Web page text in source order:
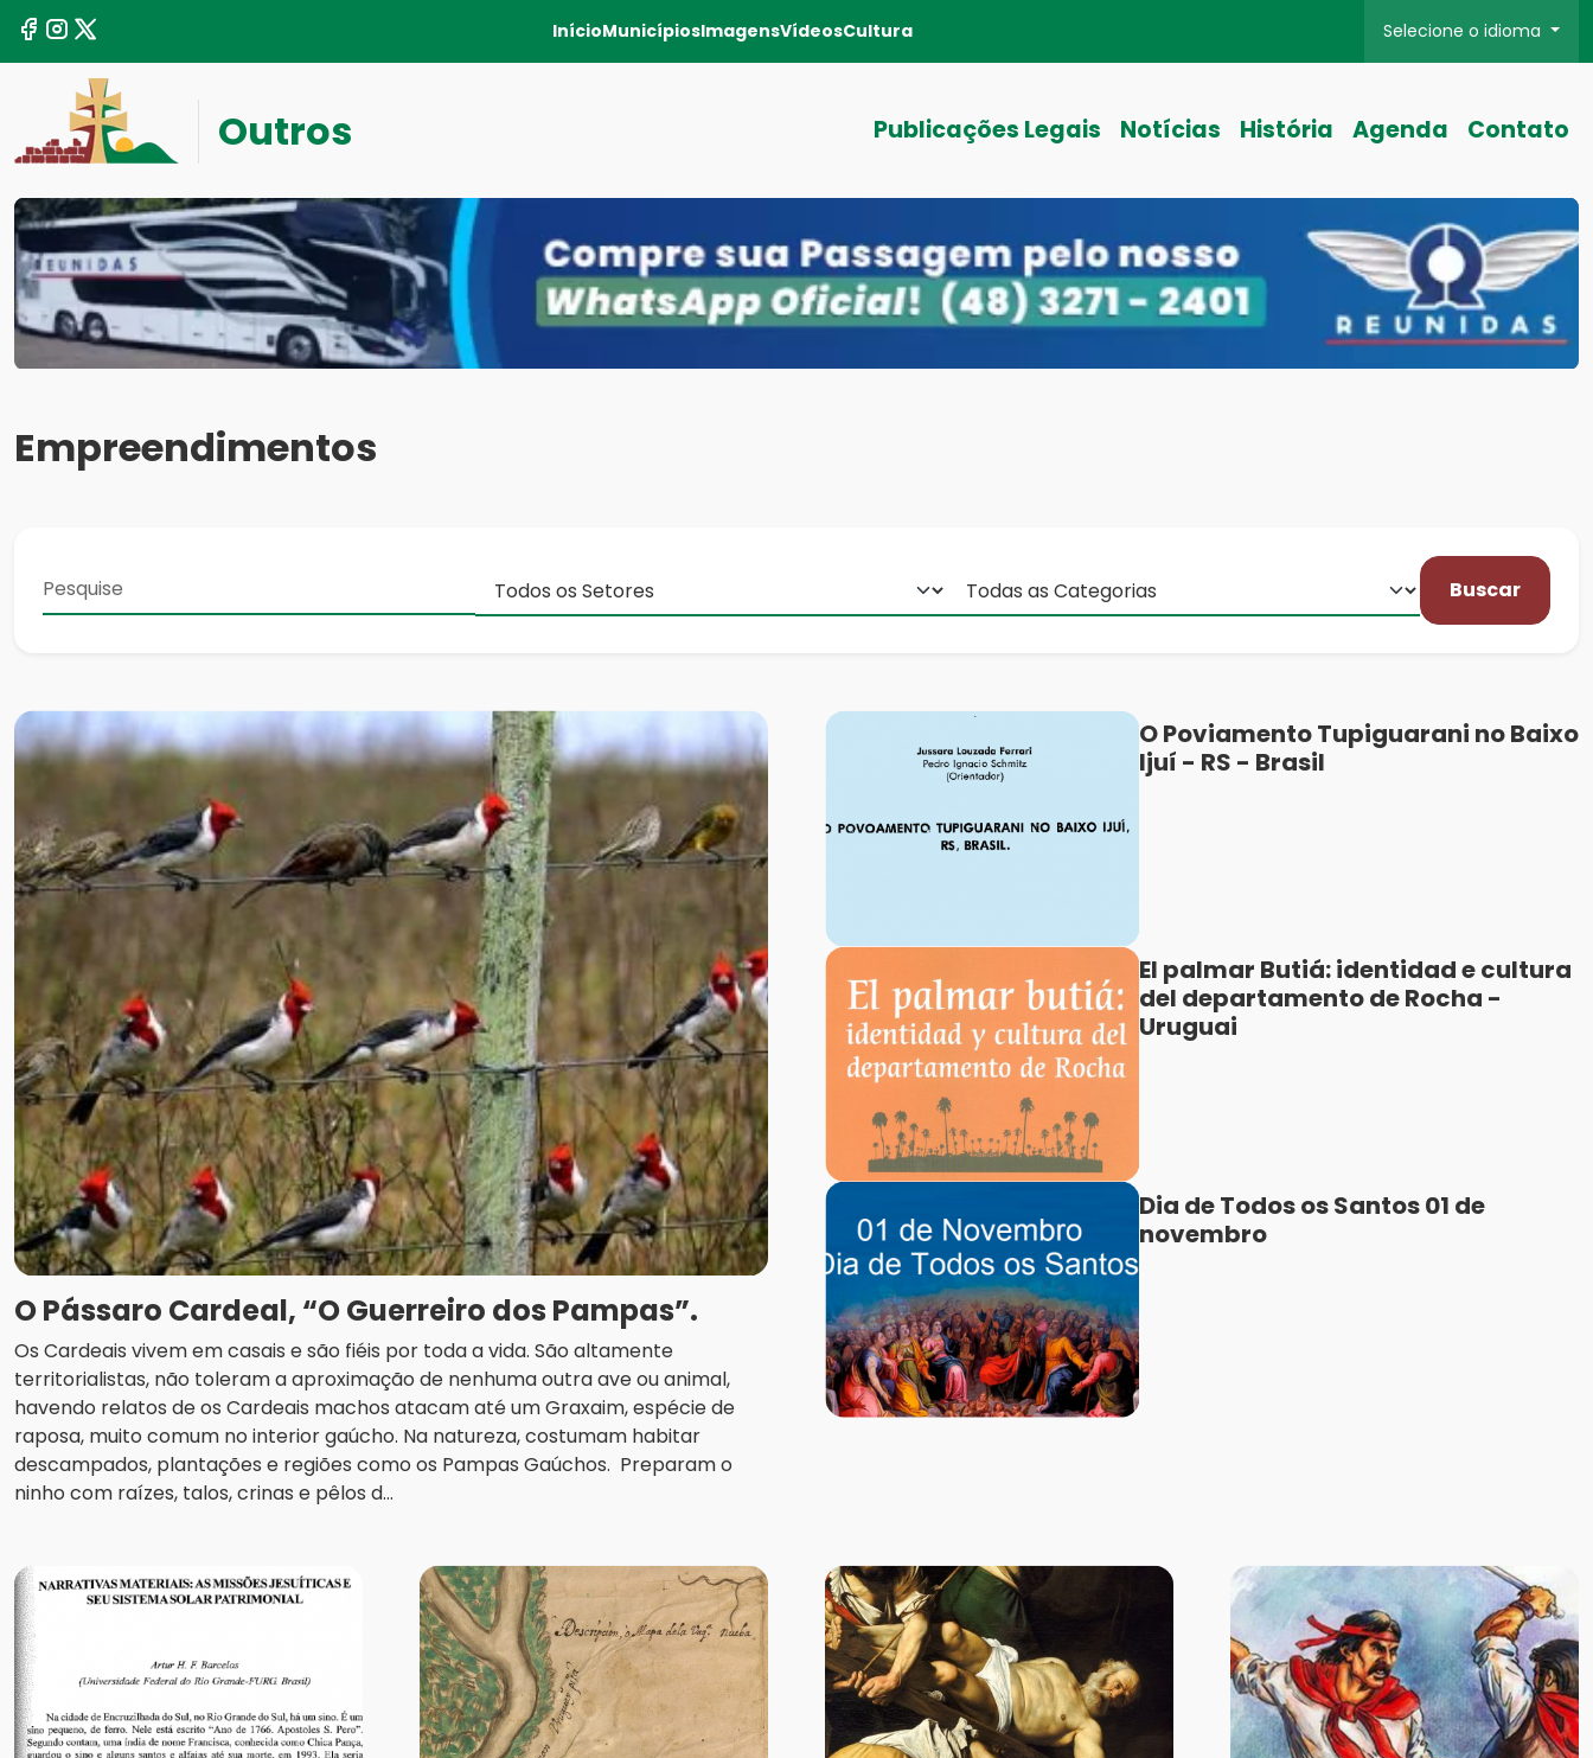
InícioMunicípiosImagensVídeosCultura Selecione o idioma
Outros Publicações Legais Notícias História Agenda Contato
Empreendimentos
Buscar
O Pássaro Cardeal, “O Guerreiro dos Pampas”.
Os Cardeais vivem em casais e são fiéis por toda a vida. São altamente
territorialistas, não toleram a aproximação de nenhuma outra ave ou animal,
havendo relatos de os Cardeais machos atacam até um Graxaim, espécie de
raposa, muito comum no interior gaúcho. Na natureza, costumam habitar
descampados, plantações e regiões como os Pampas Gaúchos. Preparam o
ninho com raízes, talos, crinas e pêlos d...
O Poviamento Tupiguarani no Baixo
Ijuí - RS - Brasil
El palmar Butiá: identidad e cultura
del departamento de Rocha -
Uruguai
Dia de Todos os Santos 01 de
novembro